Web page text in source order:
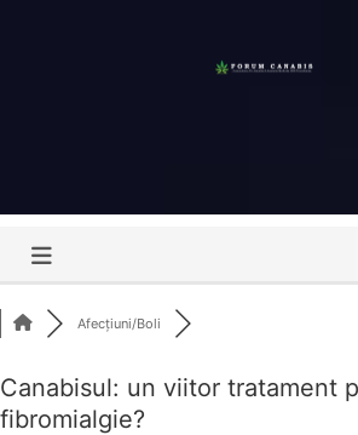
Afecțiuni/Boli
Canabisul: un viitor tratament
fibromialgie?